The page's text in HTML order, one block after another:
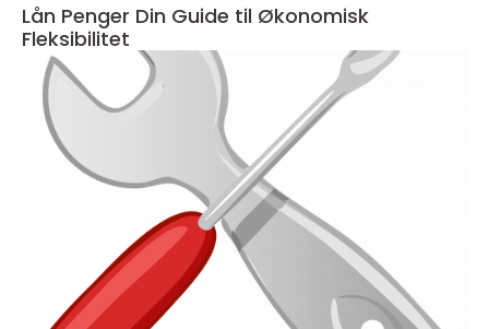
Lån Penger Din Guide til Økonomisk
Fleksibilitet